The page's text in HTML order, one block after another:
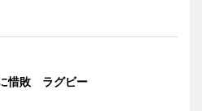
惜敗 ラグビー